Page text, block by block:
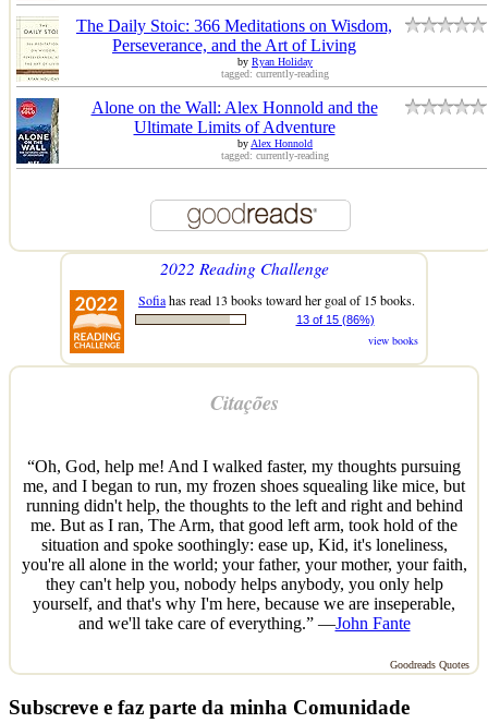
The Daily Stoic: 366 Meditations on Wisdom,
Perseverance, and the Art of Living
by Ryan Holiday
tagged: currently-reading
Alone on the Wall: Alex Honnold and the
Ultimate Limits of Adventure
byAlex Honnold
tagged: currently-reading
2022 Reading Challenge
Sofiahas read 13 books toward her goal of 15 books.
13 of 15 (86%)
view books
Citações
“Oh, God, help me! And I walked faster, my thoughts pursuing
me, and I began to run, my frozen shoes squealing like mice, but
running didn't help, the thoughts to the left and right and behind
me. But as I ran, The Arm, that good left arm, took hold of the
situation and spoke soothingly: ease up, Kid, it's loneliness,
you're all alone in the world; your father, your mother, your faith,
they can't help you, nobody helps anybody, you only help
yourself, and that's why I'm here, because we are inseperable,
and we'll take care of everything.” —John Fante
Goodreads Quotes
Subscreve e faz parte da minha Comunidade